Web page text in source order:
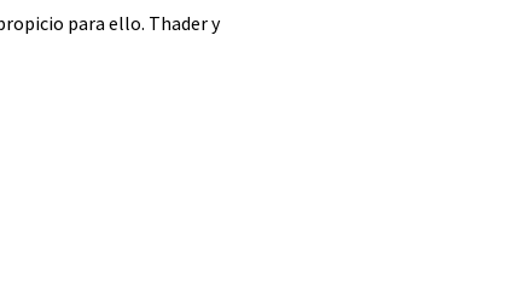
para ello. Thader y